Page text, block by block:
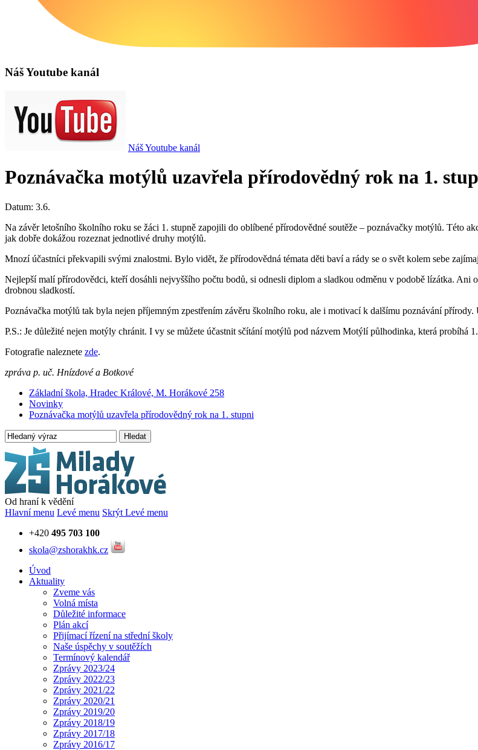
Náš Youtube kanál
Náš Youtube kanál
Poznávačka motýlů uzavřela přírodovědný rok na 1.
Datum: 3.6.
Na závěr letošního školního roku se žáci 1. stupně zapojili do oblíbené přírodovědné soutěže – poznávačky motýlů. Této
jak dobře dokážou rozeznat jednotlivé druhy motýlů.
Mnozí účastníci překvapili svými znalostmi. Bylo vidět, že přírodovědná témata děti baví a rády se o svět kolem sebe
Nejlepší malí přírodovědci, kteří dosáhli nejvyššího počtu bodů, si odnesli diplom a sladkou odměnu v podobě lízátka. Ani
drobnou sladkostí.
Poznávačka motýlů tak byla nejen příjemným zpestřením závěru školního roku, ale i motivací k dalšímu poznávání přírody.
P.S.: Je důležité nejen motýly chránit. I vy se můžete účastnit sčítání motýlů pod názvem Motýlí půlhodinka, která probíhá
Fotografie naleznete zde.
zpráva p. uč. Hnízdové a Botkové
Základní škola, Hradec Králové, M. Horákové 258
Novinky
Poznávačka motýlů uzavřela přírodovědný rok na 1. stupni
Hledat
Od hraní k vědění
Hlavní menu Levé menu Skrýt Levé menu
+420 495 703 100
skola@zshorakhk.cz
Úvod
Aktuality
Zveme vás
Volná místa
Důležité informace
Plán akcí
Přijímací řízení na střední školy
Naše úspěchy v soutěžích
Termínový kalendář
Zprávy 2023/24
Zprávy 2022/23
Zprávy 2021/22
Zprávy 2020/21
Zprávy 2019/20
Zprávy 2018/19
Zprávy 2017/18
Zprávy 2016/17